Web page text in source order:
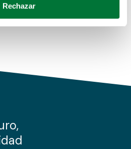
sobre cómo se procesan sus
que haga del sitio web con
sociales, publicidad y análisis
Rechazar